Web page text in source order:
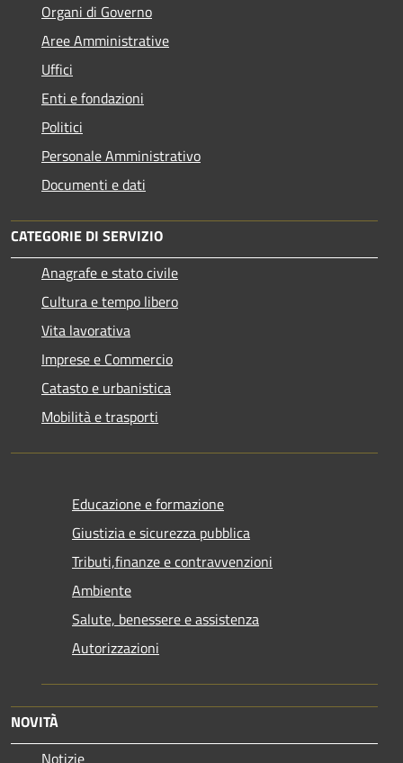
Organi di Governo
Aree Amministrative
Uffici
Enti e fondazioni
Politici
Personale Amministrativo
Documenti e dati
CATEGORIE DI SERVIZIO
Anagrafe e stato civile
Cultura e tempo libero
Vita lavorativa
Imprese e Commercio
Catasto e urbanistica
Mobilità e trasporti
Educazione e formazione
Giustizia e sicurezza pubblica
Tributi,finanze e contravvenzioni
Ambiente
Salute, benessere e assistenza
Autorizzazioni
NOVITÀ
Notizie